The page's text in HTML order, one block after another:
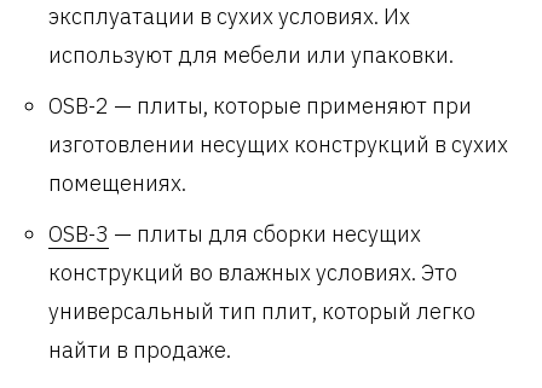
эксплуатации в сухих условиях. Их
используют для мебели или упаковки.
OSB-2 — плиты, которые применяют при
изготовлении несущих конструкций в сухих
помещениях.
OSB-3 — плиты для сборки несущих
конструкций во влажных условиях. Это
универсальный тип плит, который легко
найти в продаже.